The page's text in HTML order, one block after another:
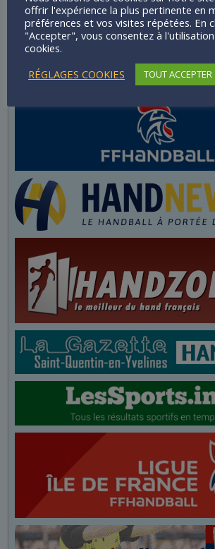
offrir l'expérience la plus pertinente en
préférences et vos visites répétées. En
"Accepter", vous consentez à
cookies.
RÉGLAGES COOKIES
TOUT ACCEPTER